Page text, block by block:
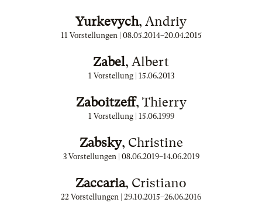
Yurkevych, Andriy
11 Vorstellungen | 08.05.2014–20.04.2015
Zabel, Albert
1 Vorstellung | 15.06.2013
Zaboitzeff, Thierry
1 Vorstellung | 15.06.1999
Zabsky, Christine
3 Vorstellungen | 08.06.2019–14.06.2019
Zaccaria, Cristiano
22 Vorstellungen | 29.10.2015–26.06.2016